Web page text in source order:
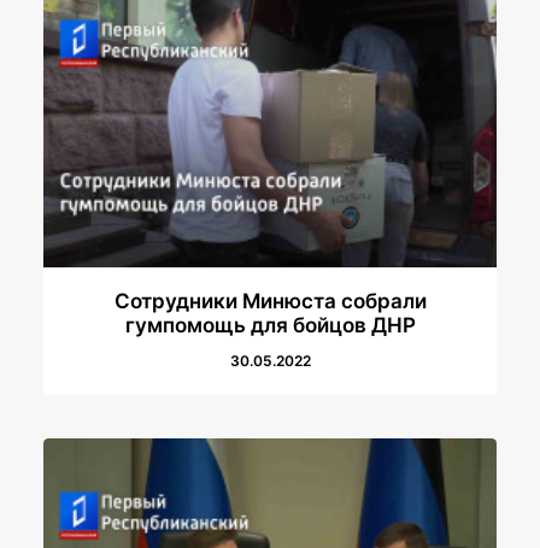
Сотрудники Минюста собрали
гумпомощь для бойцов ДНР
30.05.2022